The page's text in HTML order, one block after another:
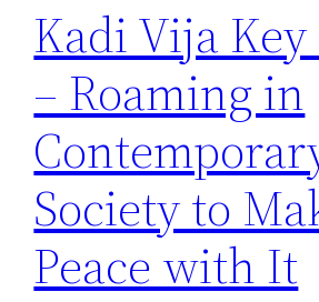
Kadi Vija
– Roaming in
Society to
Peace with It